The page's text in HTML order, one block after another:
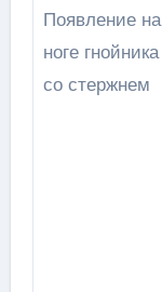
Появление на
ноге гнойника
со стержнем